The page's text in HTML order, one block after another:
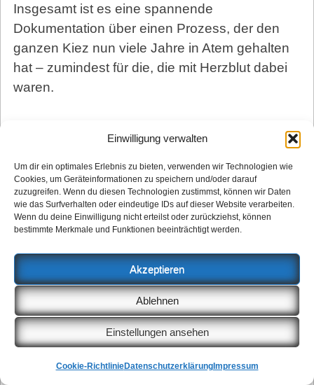
Einwilligung verwalten
Um dir ein optimales Erlebnis zu bieten, verwenden wir Technologien wie
Cookies, um Geräteinformationen zu speichern und/oder darauf
zuzugreifen. Wenn du diesen Technologien zustimmst, können wir Daten
wie das Surfverhalten oder eindeutige IDs auf dieser Website verarbeiten.
Wenn du deine Einwilligung nicht erteilst oder zurückziehst, können
bestimmte Merkmale und Funktionen beeinträchtigt werden.
Akzeptieren
Ablehnen
Einstellungen ansehen
Cookie-RichtlinieDatenschutzerklärungImpressum
Insgesamt ist es eine spannende
Dokumentation über einen Prozess, der den
ganzen Kiez nun viele Jahre in Atem gehalten
hat – zumindest für die, die mit Herzblut dabei
waren.
Themenschwerpunkt:
Bergmannstraße
Die Zeit des Autos ist vorbei
Bezirk setzt klares Zeichen gegen
Was lange währt, wird autofrei
Die unendliche Geschichte um die
Bergmannstraßen-Neugestaltung neigt
sich dem Ende zu
Wo Bächlein durch Straßen fließen
Kreuzberger Konzept funktioniert in